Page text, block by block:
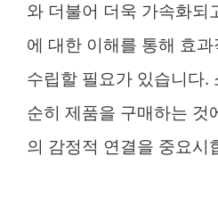
와 더불어 더욱 가속화되
에 대한 이해를 통해 효
수립할 필요가 있습니다.
순히 제품을 구매하는 것
의 감정적 연결을 중요시